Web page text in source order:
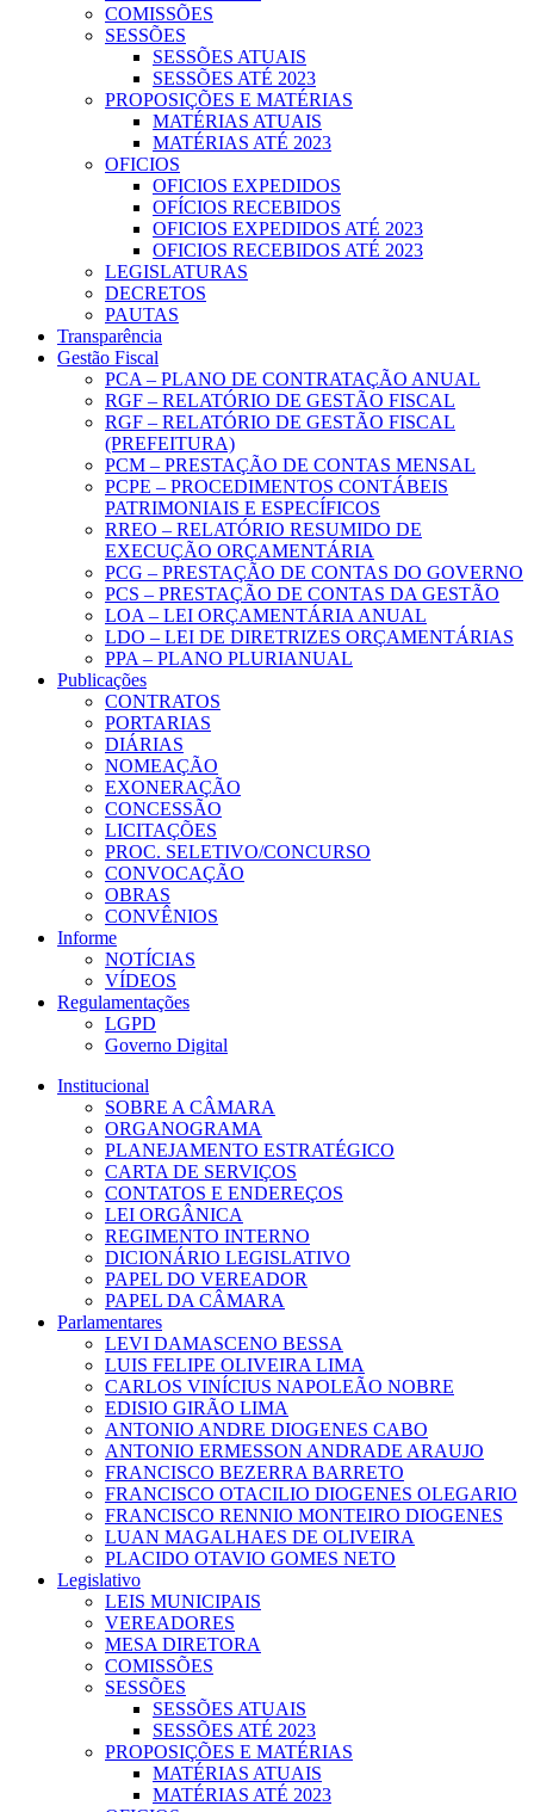
COMISSÕES
SESSÕES
SESSÕES ATUAIS
SESSÕES ATÉ 2023
PROPOSIÇÕES E MATÉRIAS
MATÉRIAS ATUAIS
MATÉRIAS ATÉ 2023
OFICIOS
OFICIOS EXPEDIDOS
OFÍCIOS RECEBIDOS
OFICIOS EXPEDIDOS ATÉ 2023
OFICIOS RECEBIDOS ATÉ 2023
LEGISLATURAS
DECRETOS
PAUTAS
Transparência
Gestão Fiscal
PCA – PLANO DE CONTRATAÇÃO ANUAL
RGF – RELATÓRIO DE GESTÃO FISCAL
RGF – RELATÓRIO DE GESTÃO FISCAL
(PREFEITURA)
PCM – PRESTAÇÃO DE CONTAS MENSAL
PCPE – PROCEDIMENTOS CONTÁBEIS
PATRIMONIAIS E ESPECÍFICOS
RREO – RELATÓRIO RESUMIDO DE
EXECUÇÃO ORÇAMENTÁRIA
PCG – PRESTAÇÃO DE CONTAS DO GOVERNO
PCS – PRESTAÇÃO DE CONTAS DA GESTÃO
LOA – LEI ORÇAMENTÁRIA ANUAL
LDO – LEI DE DIRETRIZES ORÇAMENTÁRIAS
PPA – PLANO PLURIANUAL
Publicações
CONTRATOS
PORTARIAS
DIÁRIAS
NOMEAÇÃO
EXONERAÇÃO
CONCESSÃO
LICITAÇÕES
PROC. SELETIVO/CONCURSO
CONVOCAÇÃO
OBRAS
CONVÊNIOS
Informe
NOTÍCIAS
VÍDEOS
Regulamentações
LGPD
Governo Digital
Institucional
SOBRE A CÂMARA
ORGANOGRAMA
PLANEJAMENTO ESTRATÉGICO
CARTA DE SERVIÇOS
CONTATOS E ENDEREÇOS
LEI ORGÂNICA
REGIMENTO INTERNO
DICIONÁRIO LEGISLATIVO
PAPEL DO VEREADOR
PAPEL DA CÂMARA
Parlamentares
LEVI DAMASCENO BESSA
LUIS FELIPE OLIVEIRA LIMA
CARLOS VINÍCIUS NAPOLEÃO NOBRE
EDISIO GIRÃO LIMA
ANTONIO ANDRE DIOGENES CABO
ANTONIO ERMESSON ANDRADE ARAUJO
FRANCISCO BEZERRA BARRETO
FRANCISCO OTACILIO DIOGENES OLEGARIO
FRANCISCO RENNIO MONTEIRO DIOGENES
LUAN MAGALHAES DE OLIVEIRA
PLACIDO OTAVIO GOMES NETO
Legislativo
LEIS MUNICIPAIS
VEREADORES
MESA DIRETORA
COMISSÕES
SESSÕES
SESSÕES ATUAIS
SESSÕES ATÉ 2023
PROPOSIÇÕES E MATÉRIAS
MATÉRIAS ATUAIS
MATÉRIAS ATÉ 2023